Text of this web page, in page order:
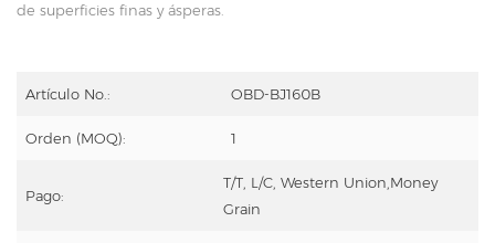
de superficies finas y ásperas.
Artículo No.: OBD-BJ160B
Orden (MOQ): 1
Pago:
T/T, L/C, Western Union,Money
Grain